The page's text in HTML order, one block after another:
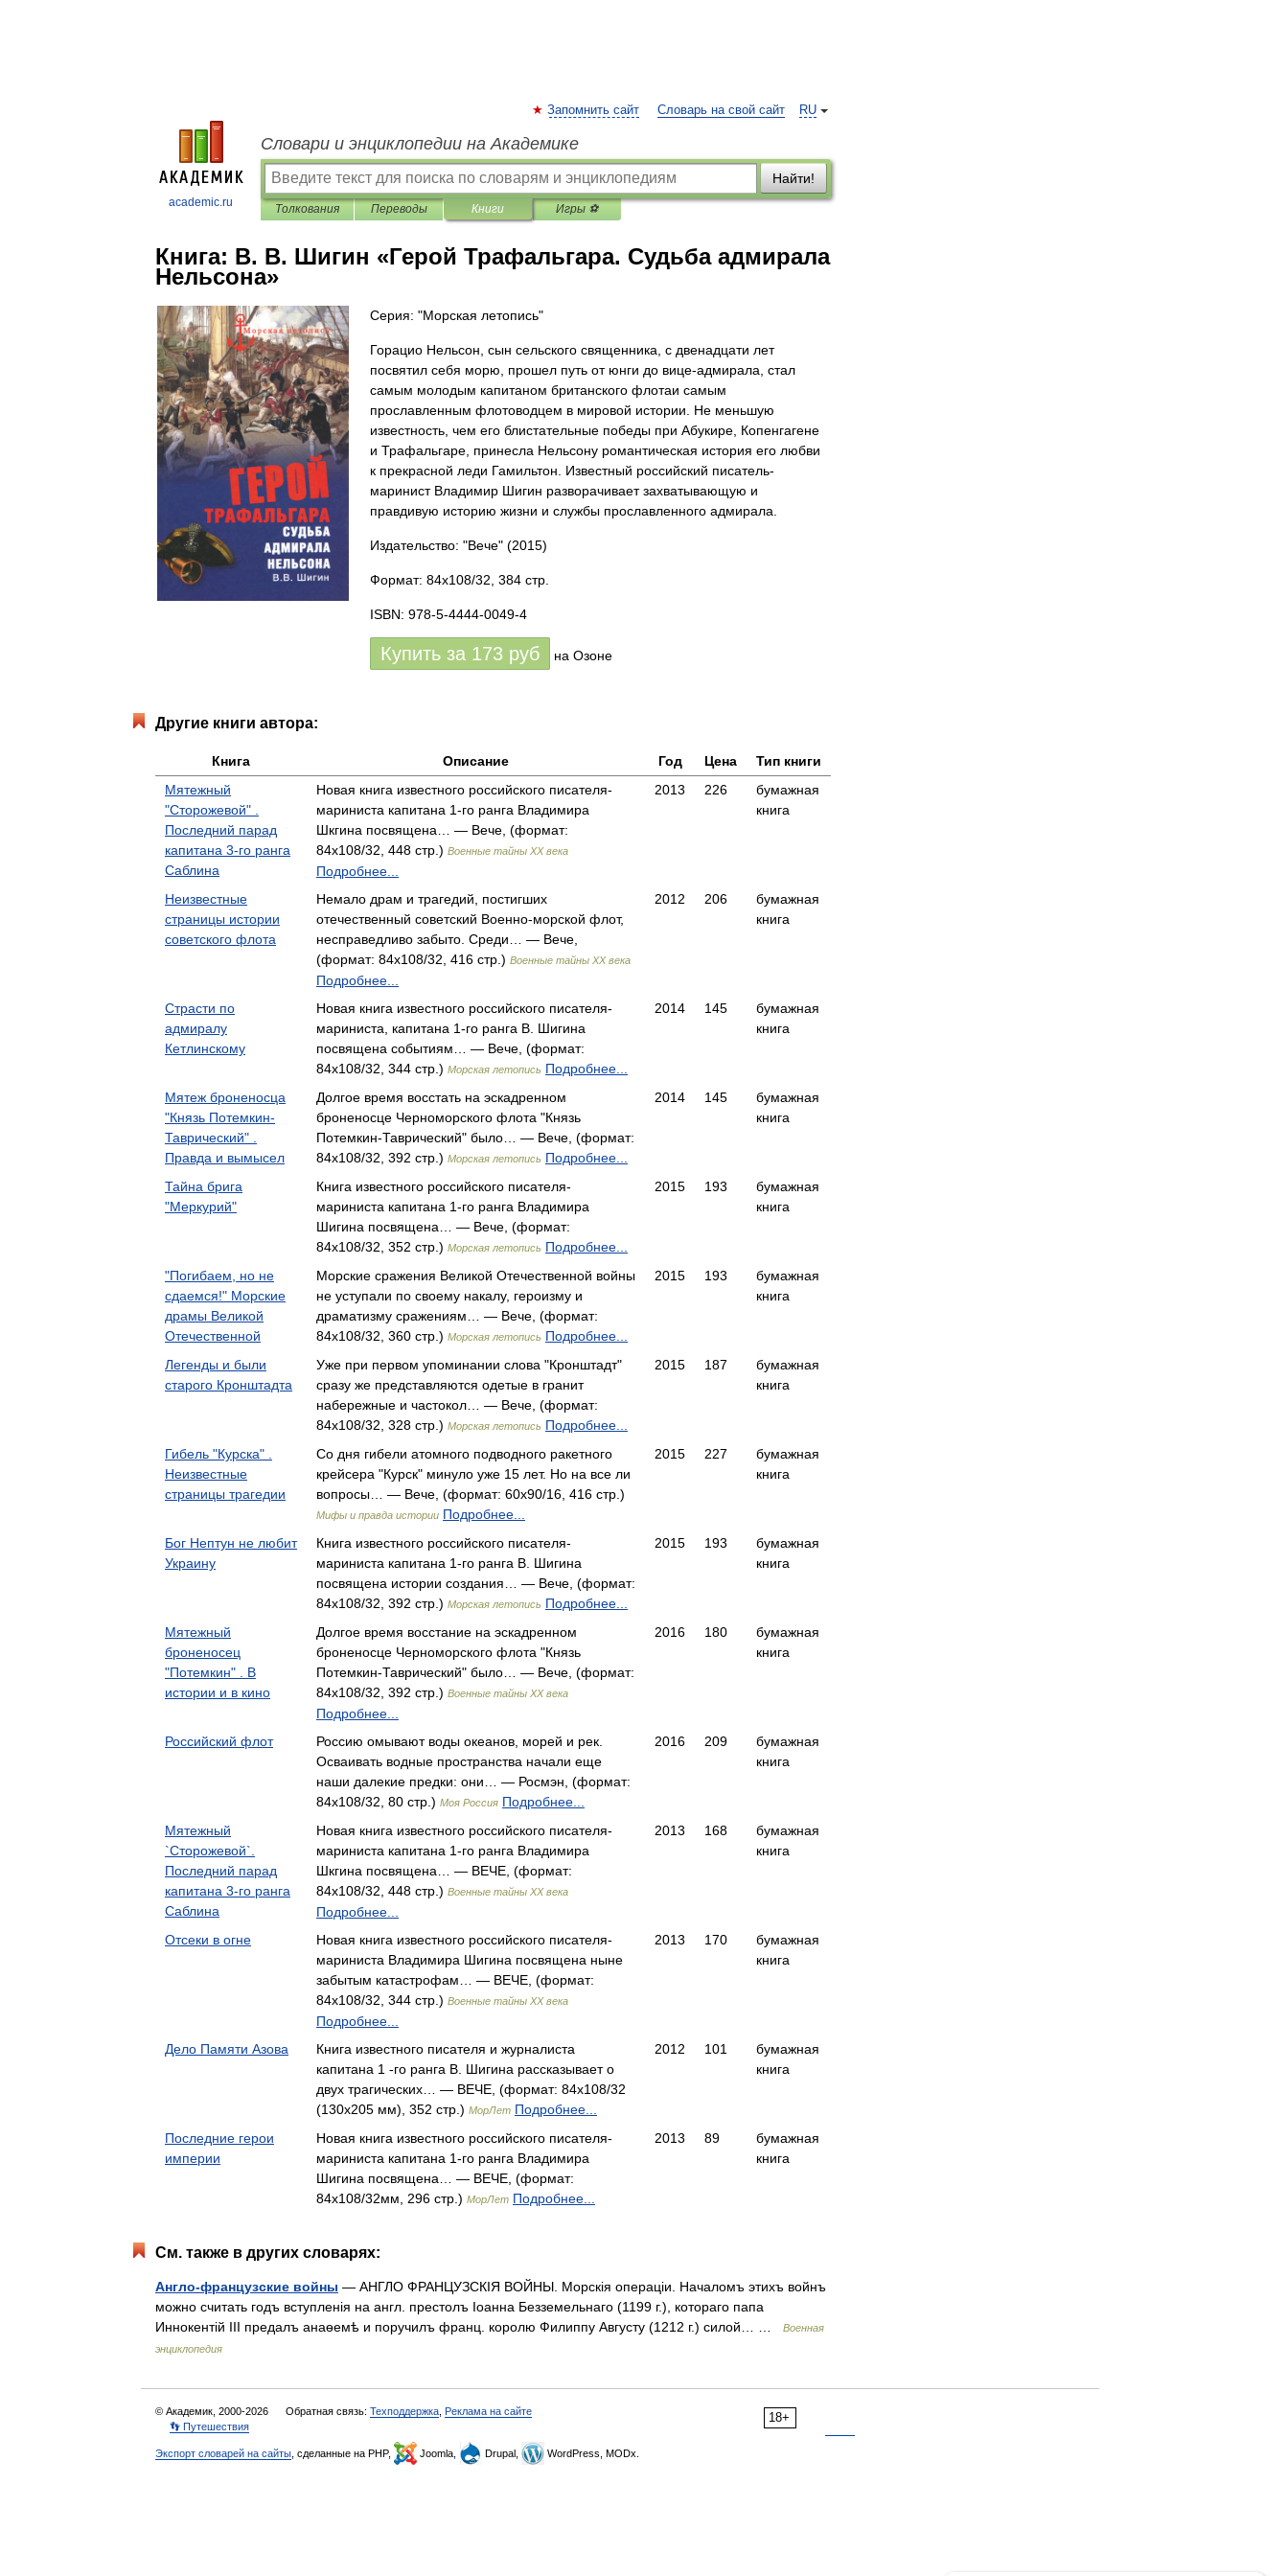
academic.ru
RU
Запомнить сайт Словарь на свой сайт
Словари и энциклопедии на Академике
Найти!
Толкования Переводы Книги Игры ⚽
Книга: В. В. Шигин «Герой Трафальгара. Судьба адмирала
Нельсона»
Серия: "Морская летопись"
Горацио Нельсон, сын сельского священника, с двенадцати лет
посвятил себя морю, прошел путь от юнги до вице-адмирала, стал
самым молодым капитаном британского флотаи самым
прославленным флотоводцем в мировой истории. Не меньшую
известность, чем его блистательные победы при Абукире, Копенгагене
и Трафальгаре, принесла Нельсону романтическая история его любви
к прекрасной леди Гамильтон. Известный российский писатель-
маринист Владимир Шигин разворачивает захватывающую и
правдивую историю жизни и службы прославленного адмирала.
Издательство: "Вече" (2015)
Формат: 84x108/32, 384 стр.
ISBN: 978-5-4444-0049-4
Купить за 173 руб на Озоне
Другие книги автора:
Книга Описание Год Цена
Тип книги
Мятежный
"Сторожевой" .
Последний парад
капитана 3-го ранга
Саблина
Новая книга известного российского писателя-
мариниста капитана 1-го ранга Владимира
Шкгина посвящена… — Вече, (формат:
84x108/32, 448 стр.) Военные тайны XX века
Подробнее...
2013 226
бумажная
книга
Неизвестные
страницы истории
советского флота
Немало драм и трагедий, постигших
отечественный советский Военно-морской флот,
несправедливо забыто. Среди… — Вече,
(формат: 84x108/32, 416 стр.) Военные тайны XX века
Подробнее...
2012 206
бумажная
книга
Страсти по
адмиралу
Кетлинскому
Новая книга известного российского писателя-
мариниста, капитана 1-го ранга В. Шигина
посвящена событиям… — Вече, (формат:
84x108/32, 344 стр.) Морская летопись Подробнее...
2014 145
бумажная
книга
Мятеж броненосца
"Князь Потемкин-
Таврический" .
Правда и вымысел
Долгое время восстать на эскадренном
броненосце Черноморского флота "Князь
Потемкин-Таврический" было… — Вече, (формат:
84x108/32, 392 стр.) Морская летопись Подробнее...
2014 145
бумажная
книга
Тайна брига
"Меркурий"
Книга известного российского писателя-
мариниста капитана 1-го ранга Владимира
Шигина посвящена… — Вече, (формат:
84x108/32, 352 стр.) Морская летопись Подробнее...
2015 193
бумажная
книга
"Погибаем, но не
сдаемся!" Морские
драмы Великой
Отечественной
Морские сражения Великой Отечественной войны
не уступали по своему накалу, героизму и
драматизму сражениям… — Вече, (формат:
84x108/32, 360 стр.) Морская летопись Подробнее...
2015 193
бумажная
книга
Легенды и были
старого Кронштадта
Уже при первом упоминании слова "Кронштадт"
сразу же представляются одетые в гранит
набережные и частокол… — Вече, (формат:
84x108/32, 328 стр.) Морская летопись Подробнее...
2015 187
бумажная
книга
Гибель "Курска" .
Неизвестные
страницы трагедии
Со дня гибели атомного подводного ракетного
крейсера "Курск" минуло уже 15 лет. Но на все ли
вопросы… — Вече, (формат: 60x90/16, 416 стр.)
Мифы и правда истории Подробнее...
2015 227
бумажная
книга
Бог Нептун не любит
Украину
Книга известного российского писателя-
мариниста капитана 1-го ранга В. Шигина
посвящена истории создания… — Вече, (формат:
84x108/32, 392 стр.) Морская летопись Подробнее...
2015 193
бумажная
книга
Мятежный
броненосец
"Потемкин" . В
истории и в кино
Долгое время восстание на эскадренном
броненосце Черноморского флота "Князь
Потемкин-Таврический" было… — Вече, (формат:
84x108/32, 392 стр.) Военные тайны XX века
Подробнее...
2016 180
бумажная
книга
Российский флот
Россию омывают воды океанов, морей и рек.
Осваивать водные пространства начали еще
наши далекие предки: они… — Росмэн, (формат:
84x108/32, 80 стр.) Моя Россия Подробнее...
2016 209
бумажная
книга
Мятежный
`Сторожевой`.
Последний парад
капитана 3-го ранга
Саблина
Новая книга известного российского писателя-
мариниста капитана 1-го ранга Владимира
Шкгина посвящена… — ВЕЧЕ, (формат:
84x108/32, 448 стр.) Военные тайны XX века
Подробнее...
2013 168
бумажная
книга
Отсеки в огне
Новая книга известного российского писателя-
мариниста Владимира Шигина посвящена ныне
забытым катастрофам… — ВЕЧЕ, (формат:
84x108/32, 344 стр.) Военные тайны XX века
Подробнее...
2013 170
бумажная
книга
Дело Памяти Азова
Книга известного писателя и журналиста
капитана 1 -го ранга В. Шигина рассказывает о
двух трагических… — ВЕЧЕ, (формат: 84x108/32
(130х205 мм), 352 стр.) МорЛет Подробнее...
2012 101
бумажная
книга
Последние герои
империи
Новая книга известного российского писателя-
мариниста капитана 1-го ранга Владимира
Шигина посвящена… — ВЕЧЕ, (формат:
84x108/32мм, 296 стр.) МорЛет Подробнее...
2013 89
бумажная
книга
См. также в других словарях:
Англо-французские войны — АНГЛО ФРАНЦУЗСКІЯ ВОЙНЫ. Морскія операціи. Началомъ этихъ войнъ
можно считать годъ вступленія на англ. престолъ Іоанна Безземельнаго (1199 г.), котораго папа
Иннокентій III предалъ анаѳемѣ и поручилъ франц. королю Филиппу Августу (1212 г.) силой… …
Военная
энциклопедия
18+
© Академик, 2000-2026 Обратная связь: Техподдержка Реклама на сайте
👣 Путешествия
Экспорт словарей на сайты , сделанные на PHP, Joomla, Drupal, WordPress, MODx.